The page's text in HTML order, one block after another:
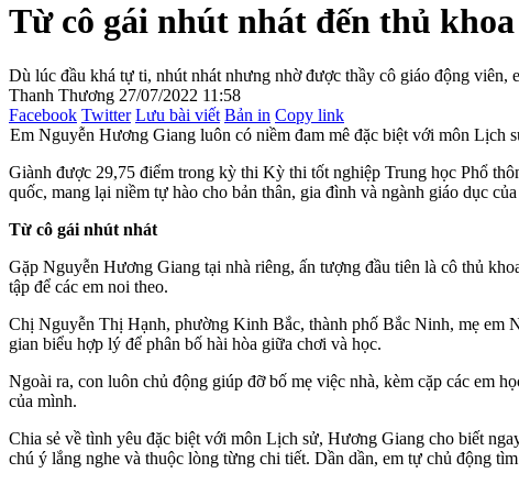
Từ cô gái nhút nhát đến thủ
Dù lúc đầu khá tự ti, nhút nhát nhưng nhờ được thầy cô giáo động
Thanh Thương 27/07/2022 11:58
Facebook Twitter Lưu bài viết Bản in Copy link
Em Nguyễn Hương Giang luôn có niềm đam mê đặc biệt với môn
Giành được 29,75 điểm trong kỳ thi Kỳ thi tốt nghiệp Trung học Phổ
quốc, mang lại niềm tự hào cho bản thân, gia đình và ngành giáo dục
Từ cô gái nhút nhát
Gặp Nguyễn Hương Giang tại nhà riêng, ấn tượng đầu tiên là cô thủ
tập để các em noi theo.
Chị Nguyễn Thị Hạnh, phường Kinh Bắc, thành phố Bắc Ninh, mẹ em
gian biểu hợp lý để phân bố hài hòa giữa chơi và học.
Ngoài ra, con luôn chủ động giúp đỡ bố mẹ việc nhà, kèm cặp các em
của mình.
Chia sẻ về tình yêu đặc biệt với môn Lịch sử, Hương Giang cho biết
chú ý lắng nghe và thuộc lòng từng chi tiết. Dần dần, em tự chủ động